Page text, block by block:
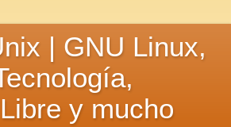
| GNU Linux,
y mucho